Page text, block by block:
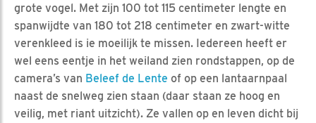
grote vogel. Met zijn 100 tot 115 centimeter lengte en
spanwijdte van 180 tot 218 centimeter en zwart-witte
verenkleed is ie moeilijk te missen. Iedereen heeft er
wel eens eentje in het weiland zien rondstappen, op de
camera’s van Beleef de Lente of op een lantaarnpaal
naast de snelweg zien staan (daar staan ze hoog en
veilig, met riant uitzicht). Ze vallen op en leven dicht bij